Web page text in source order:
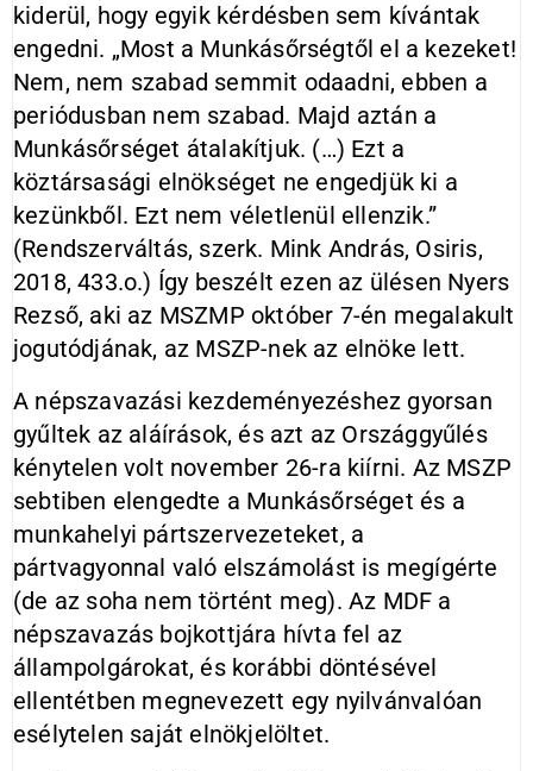
kiderül, hogy egyik kérdésben sem kívántak
engedni. „Most a Munkásőrségtől el a kezeket!
Nem, nem szabad semmit odaadni, ebben a
periódusban nem szabad. Majd aztán a
Munkásőrséget átalakítjuk. (…) Ezt a
köztársasági elnökséget ne engedjük ki a
kezünkből. Ezt nem véletlenül ellenzik.”
(Rendszerváltás, szerk. Mink András, Osiris,
2018, 433.o.) Így beszélt ezen az ülésen Nyers
Rezső, aki az MSZMP október 7-én megalakult
jogutódjának, az MSZP-nek az elnöke lett.
A népszavazási kezdeményezéshez gyorsan
gyűltek az aláírások, és azt az Országgyűlés
kénytelen volt november 26-ra kiírni. Az MSZP
sebtiben elengedte a Munkásőrséget és a
munkahelyi pártszervezeteket, a
pártvagyonnal való elszámolást is megígérte
(de az soha nem történt meg). Az MDF a
népszavazás bojkottjára hívta fel az
állampolgárokat, és korábbi döntésével
ellentétben megnevezett egy nyilvánvalóan
esélytelen saját elnökjelöltet.